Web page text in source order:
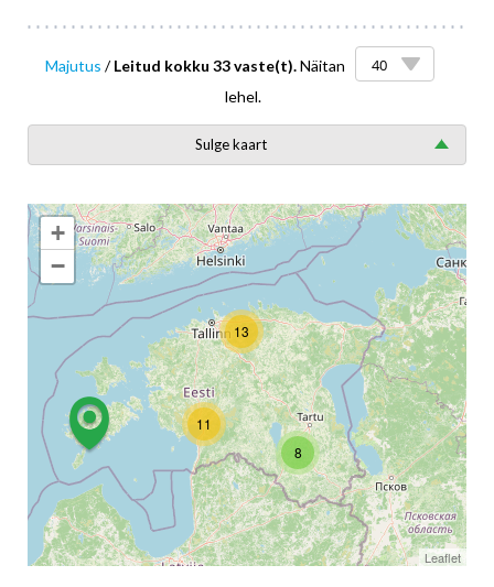
Majutus /Leitud kokku 33 vaste(t).Näitan
lehel.
Sulge kaart
11
8
13
+
−
Leaflet